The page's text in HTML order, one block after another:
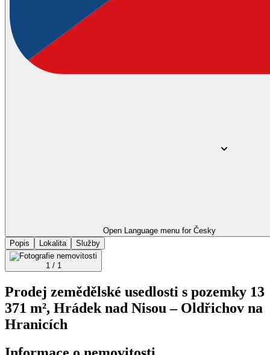
Open Language menu for Česky
Popis
Lokalita Služby
1 / 1
Prodej zemědělské usedlosti s pozemky 13
371 m², Hrádek nad Nisou – Oldřichov na
Hranicích